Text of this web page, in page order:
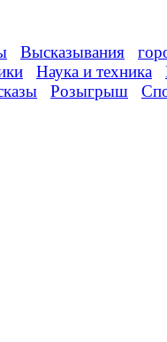
Высказывания
Наука и техника
Розыгрыш